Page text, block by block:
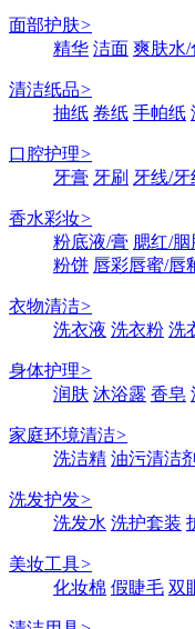
面部护肤>
精华 洁面 爽肤水/
清洁纸品>
抽纸 卷纸 手帕纸
口腔护理>
牙膏 牙刷 牙线/牙
香水彩妆>
粉底液/膏 腮红/胭
粉饼 唇彩唇蜜/唇
衣物清洁>
洗衣液 洗衣粉 洗
身体护理>
润肤 沐浴露 香皂
家庭环境清洁>
洗洁精 油污清洁剂
洗发护发>
洗发水 洗护套装
美妆工具>
化妆棉 假睫毛 双